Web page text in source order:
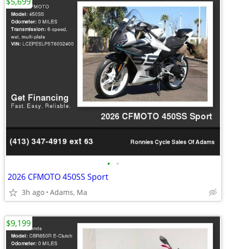
• •
2026 CFMOTO 450SS Sport
3h ago Adams, Ma
$9,199